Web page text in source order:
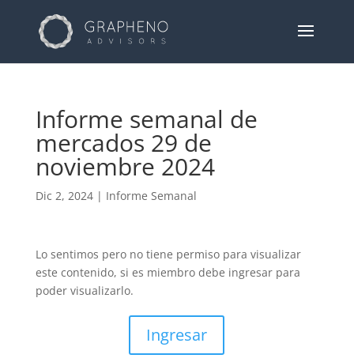
Informe semanal de
mercados 29 de
noviembre 2024
Dic 2, 2024| Informe Semanal
Lo sentimos pero no tiene permiso para visualizar
este contenido, si es miembro debe ingresar para
poder visualizarlo.
Ingresar